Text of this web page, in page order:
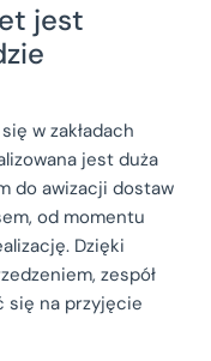
jest
w zakładach
jest duża
do awizacji dostaw
od momentu
Dzięki
zespół
się na przyjęcie